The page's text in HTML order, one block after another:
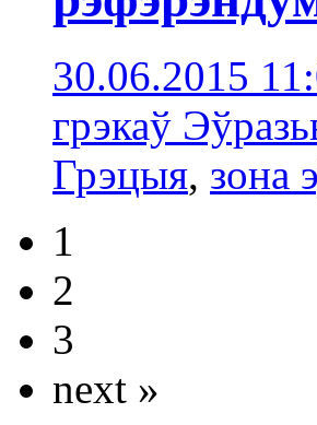
30.06.2015
грэкаў
Грэцыя, зона
1
2
3
next »